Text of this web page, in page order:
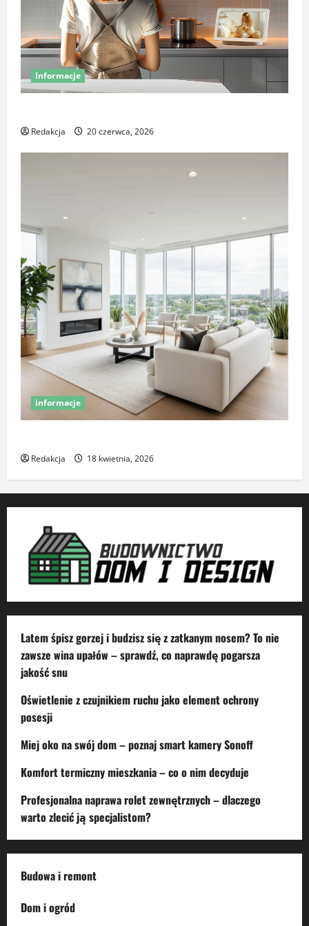
Informacje
Redakcja 20 czerwca, 2026
Informacje
Redakcja 18 kwietnia, 2026
Latem śpisz gorzej i budzisz się z zatkanym nosem? To nie
zawsze wina upałów – sprawdź, co naprawdę pogarsza
jakość snu
Oświetlenie z czujnikiem ruchu jako element ochrony
posesji
Miej oko na swój dom – poznaj smart kamery Sonoff
Komfort termiczny mieszkania – co o nim decyduje
Profesjonalna naprawa rolet zewnętrznych – dlaczego
warto zlecić ją specjalistom?
Budowa i remont
Dom i ogród